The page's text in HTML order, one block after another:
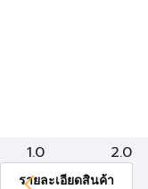
1.0 2.0
รายละเอียดสินค้า